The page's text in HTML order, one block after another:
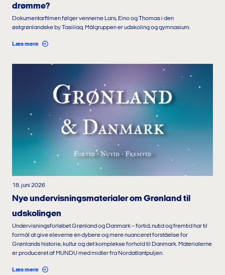
drømme?
Dokumentarfilmen følger vennerne Lars, Eino og Thomas i den
østgrønlandske by Tasiilaq. Målgruppen er udskoling og gymnasium.
Læs mere
18. juni 2026
Nye undervisningsmaterialer om Grønland til
udskolingen
Undervisningsforløbet Grønland og Danmark – fortid, nutid og fremtid har til
formål at give eleverne en dybere og mere nuanceret forståelse for
Grønlands historie, kultur og det komplekse forhold til Danmark. Materialerne
er produceret af MUNDU med midler fra Nordatlantpuljen.
Læs mere